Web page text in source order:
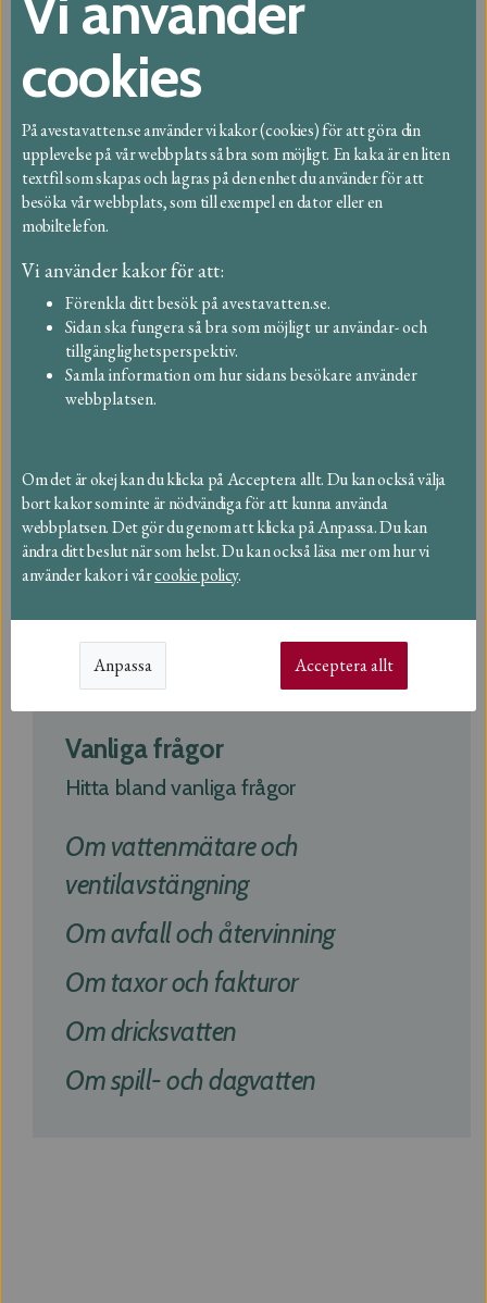
cookies
På avestavatten.se använder vi kakor (cookies) för att göra din
upplevelse på vår webbplats så bra som möjligt. En kaka är en liten
textfil som skapas och lagras på den enhet du använder för att
besöka vår webbplats, som till exempel en dator eller en
mobiltelefon.
Vi använder kakor för att:
Förenkla ditt besök på avestavatten.se.
Sidan ska fungera så bra som möjligt ur användar- och
tillgänglighetsperspektiv.
Samla information om hur sidans besökare använder
webbplatsen.
Om det är okej kan du klicka på Acceptera allt. Du kan också välja
bort kakor som inte är nödvändiga för att kunna använda
webbplatsen. Det gör du genom att klicka på Anpassa. Du kan
ändra ditt beslut när som helst. Du kan också läsa mer om hur vi
använder kakor i vårcookie policy.
Anpassa Acceptera allt
Närsorterat
Abonnemang och taxa
Återvinningscentral
Inpasseringssystem
Återvinningscentralen Gruvgärdet
GDPR
Invasiva växter
Återvinningsstationer
Slam och fett
Verksamheter
Länkar
Vanliga frågor
Hitta bland vanliga frågor
Om vattenmätare och
ventilavstängning
Om avfall och återvinning
Om taxor och fakturor
Om dricksvatten
Om spill- och dagvatten